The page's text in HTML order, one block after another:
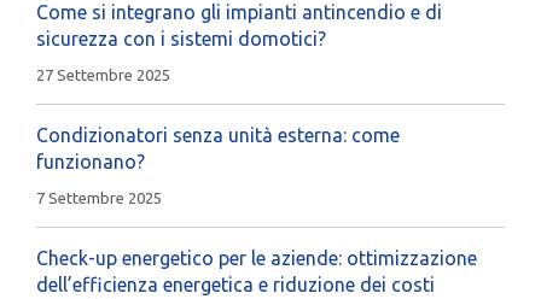
Come si integrano gli impianti antincendio e di
sicurezza con i sistemi domotici?
27 Settembre 2025
Condizionatori senza unità esterna: come
funzionano?
7 Settembre 2025
Check-up energetico per le aziende: ottimizzazione
dell’efficienza energetica e riduzione dei costi